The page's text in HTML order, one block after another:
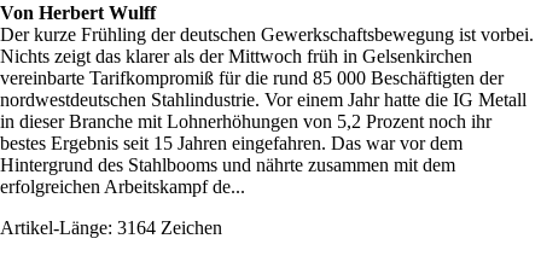
Von Herbert Wulff
Der kurze Frühling der deutschen Gewerkschaftsbewegung ist vorbei.
Nichts zeigt das klarer als der Mittwoch früh in Gelsenkirchen
vereinbarte Tarifkompromiß für die rund 85 000 Beschäftigten der
nordwestdeutschen Stahlindustrie. Vor einem Jahr hatte die IG Metall
in dieser Branche mit Lohnerhöhungen von 5,2 Prozent noch ihr
bestes Ergebnis seit 15 Jahren eingefahren. Das war vor dem
Hintergrund des Stahlbooms und nährte zusammen mit dem
erfolgreichen Arbeitskampf de...
Artikel-Länge: 3164 Zeichen